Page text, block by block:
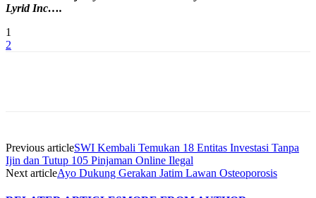
Lyrid Inc….
1
2
Previous articleSWI Kembali Temukan 18 Entitas Investasi Tanpa
Ijin dan Tutup 105 Pinjaman Online Ilegal
Next articleAyo Dukung Gerakan Jatim Lawan Osteoporosis